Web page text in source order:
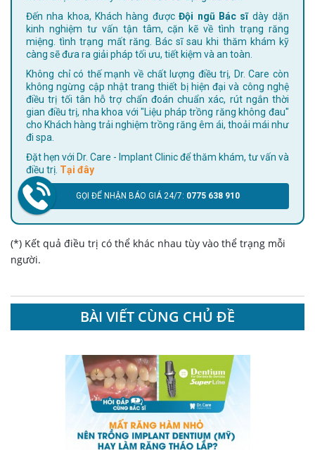
Đến nha khoa, Khách hàng đượcĐội ngũ Bác sĩdày dặn
kinh nghiệm tư vấn tận tâm, cặn kẽ về tình trạng răng
miệng. tình trạng mất răng. Bác sĩ sau khi thăm khám kỹ
càng sẽ đưa ra giải pháp tối ưu, tiết kiệm và an toàn.
Không chỉ có thế mạnh về chất lượng điều trị, Dr. Care còn
không ngừng cập nhật trang thiết bị hiện đại và công nghệ
điều trị tối tân hỗ trợ chẩn đoán chuẩn xác, rút ngắn thời
gian điều trị, nha khoa với "Liệu pháp trồng răng không đau"
cho Khách hàng trải nghiệm trồng răng êm ái, thoải mái như
đi spa.
Đặt hẹn với Dr. Care - Implant Clinic để thăm khám, tư vấn và
điều trị. Tại đây
GỌI ĐỂ NHẬN BÁO GIÁ 24/7: 0775 638 910
(*) Kết quả điều trị có thể khác nhau tùy vào thể trạng mỗi
người.
BÀI VIẾT CÙNG CHỦ ĐỀ